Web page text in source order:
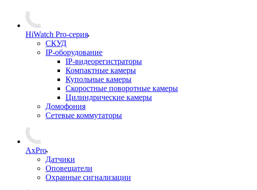
HiWatch Pro-серия
CКУД
IP-оборудование
IP-видеорегистраторы
Компактные камеры
Купольные камеры
Скоростные поворотные камеры
Цилиндрические камеры
Домофония
Сетевые коммутаторы
AxPro
Датчики
Оповещатели
Охранные сигнализации